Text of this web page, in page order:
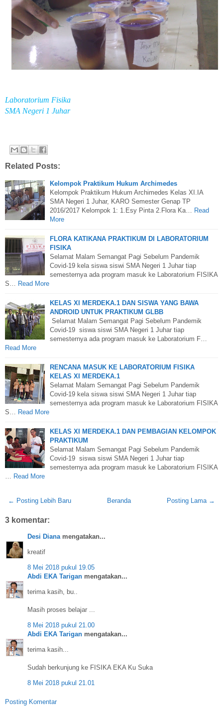
Laboratorium Fisika
SMA Negeri 1 Juhar
Related Posts:
Kelompok Praktikum Hukum Archimedes
Kelompok Praktikum Hukum Archimedes Kelas XI.IA
SMA Negeri 1 Juhar, KARO Semester Genap TP
2016/2017 Kelompok 1: 1.Esy Pinta 2.Flora Ka…
Read
More
FLORA KATIKANA PRAKTIKUM DI LABORATORIUM
FISIKA
Selamat Malam Semangat Pagi Sebelum Pandemik
Covid-19 kela siswa siswi SMA Negeri 1 Juhar tiap
semesternya ada program masuk ke Laboratorium FISIKA
S…
Read More
KELAS XI MERDEKA.1 DAN SISWA YANG BAWA
ANDROID UNTUK PRAKTIKUM GLBB
Selamat Malam Semangat Pagi Sebelum Pandemik
Covid-19 siswa siswi SMA Negeri 1 Juhar tiap
semesternya ada program masuk ke Laboratorium F…
Read More
RENCANA MASUK KE LABORATORIUM FISIKA
KELAS XI MERDEKA.1
Selamat Malam Semangat Pagi Sebelum Pandemik
Covid-19 kela siswa siswi SMA Negeri 1 Juhar tiap
semesternya ada program masuk ke Laboratorium FISIKA
S…
Read More
KELAS XI MERDEKA.1 DAN PEMBAGIAN KELOMPOK
PRAKTIKUM
Selamat Malam Semangat Pagi Sebelum Pandemik
Covid-19 siswa siswi SMA Negeri 1 Juhar tiap
semesternya ada program masuk ke Laboratorium FISIKA
Read More
← Posting Lebih Baru Posting Lama →
Beranda
3 komentar:
Desi Diana mengatakan...
kreatif
8 Mei 2018 pukul 19.05
Abdi EKA Tarigan mengatakan...
terima kasih, bu..
Masih proses belajar ...
8 Mei 2018 pukul 21.00
Abdi EKA Tarigan mengatakan...
terima kasih...
Sudah berkunjung ke FISIKA EKA Ku Suka
8 Mei 2018 pukul 21.01
Posting Komentar